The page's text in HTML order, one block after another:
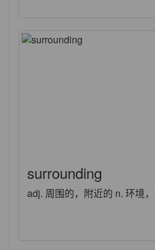
surrounding
adj. 周围的，附近的 n. 环境